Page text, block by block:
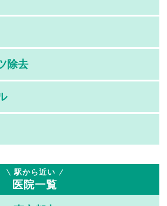
除去
駅から近い
医院一覧